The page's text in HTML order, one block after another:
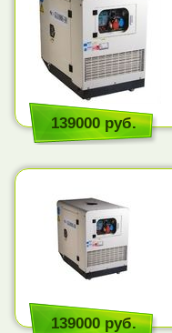
139000 руб.
139000 руб.